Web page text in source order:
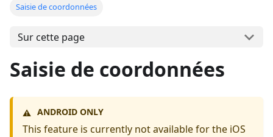
Saisie de coordonnées
Sur cette page
Saisie de coordonnées
⚠️ ANDROID ONLY
This feature is currently not available for the iOS